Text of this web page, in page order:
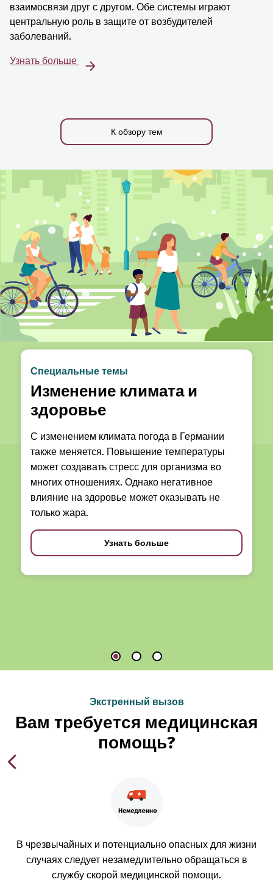
взаимосвязи друг с другом. Обе системы играют
центральную роль в защите от возбудителей
заболеваний.
Узнать больше
К обзору тем
Специальные темы
Изменение климата и
здоровье
С изменением климата погода в Германии
также меняется. Повышение температуры
может создавать стресс для организма во
многих отношениях. Однако негативное
влияние на здоровье может оказывать не
только жара.
Узнать больше
Экстренный вызов
Вам требуется медицинская
помощь?
В чрезвычайных и потенциально опасных для жизни
случаях следует незамедлительно обращаться в
службу скорой медицинской помощи.